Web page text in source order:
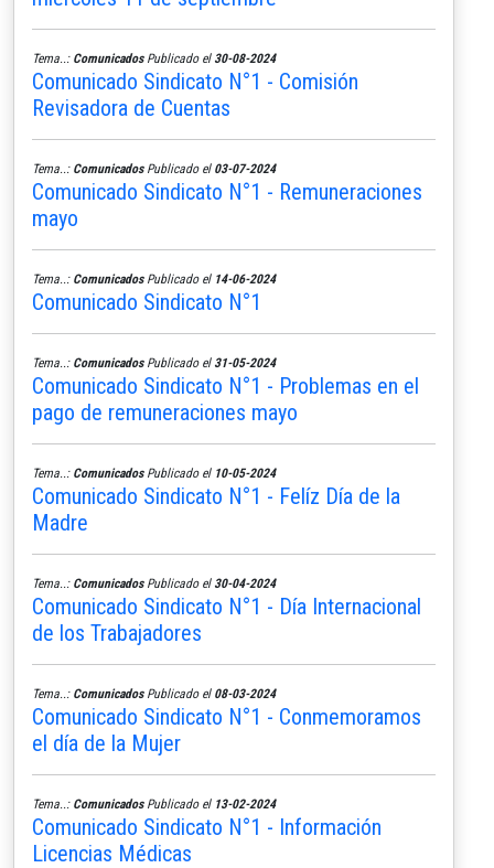
Tema..: ComunicadosPublicado el 30-08-2024
Comunicado Sindicato N°1 - Comisión
Revisadora de Cuentas
Tema..: ComunicadosPublicado el 03-07-2024
Comunicado Sindicato N°1 - Remuneraciones
mayo
Tema..: ComunicadosPublicado el 14-06-2024
Comunicado Sindicato N°1
Tema..: ComunicadosPublicado el 31-05-2024
Comunicado Sindicato N°1 - Problemas en el
pago de remuneraciones mayo
Tema..: ComunicadosPublicado el 10-05-2024
Comunicado Sindicato N°1 - Felíz Día de la
Madre
Tema..: ComunicadosPublicado el 30-04-2024
Comunicado Sindicato N°1 - Día Internacional
de los Trabajadores
Tema..: ComunicadosPublicado el 08-03-2024
Comunicado Sindicato N°1 - Conmemoramos
el día de la Mujer
Tema..: ComunicadosPublicado el 13-02-2024
Comunicado Sindicato N°1 - Información
Licencias Médicas